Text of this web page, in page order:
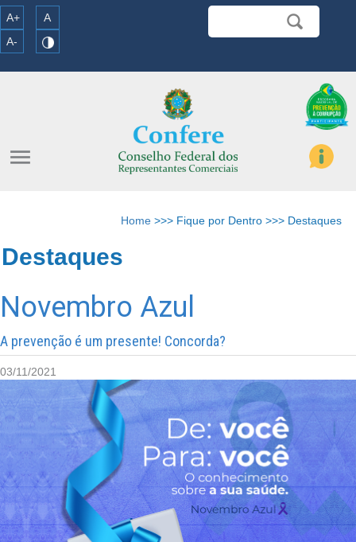
A+
A
A-
menu
Home >>> Fique por Dentro >>> Destaques
Destaques
Novembro Azul
A prevenção é um presente! Concorda?
03/11/2021